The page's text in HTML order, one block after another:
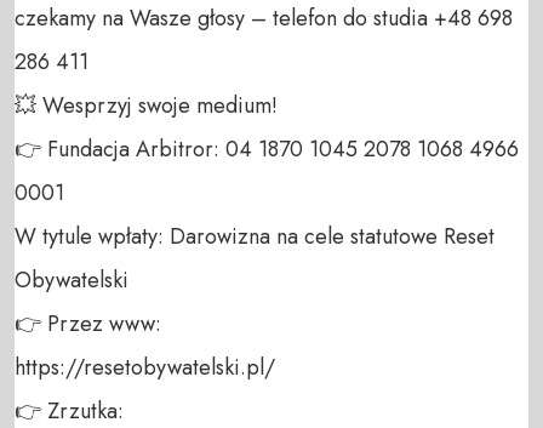
czekamy na Wasze głosy – telefon do studia +48 698
286 411
💥 Wesprzyj swoje medium!
👉 Fundacja Arbitror: 04 1870 1045 2078 1068 4966
0001
W tytule wpłaty: Darowizna na cele statutowe Reset
Obywatelski
👉 Przez www:
https://resetobywatelski.pl/
👉 Zrzutka: